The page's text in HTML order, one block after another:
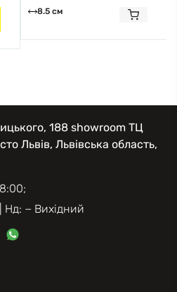
8.5 см
188 showroom ТЦ
Львів, Львівська область,
Нд: − Вихідний